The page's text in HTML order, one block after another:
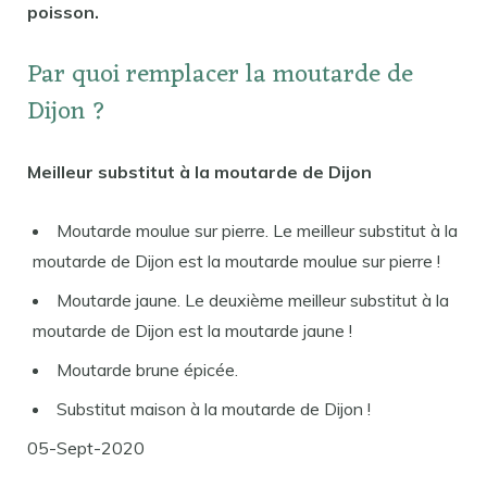
poisson.
Par quoi remplacer la moutarde de
Dijon ?
Meilleur substitut à la moutarde de Dijon
Moutarde moulue sur pierre. Le meilleur substitut à la
moutarde de Dijon est la moutarde moulue sur pierre !
Moutarde jaune. Le deuxième meilleur substitut à la
moutarde de Dijon est la moutarde jaune !
Moutarde brune épicée.
Substitut maison à la moutarde de Dijon !
05-Sept-2020